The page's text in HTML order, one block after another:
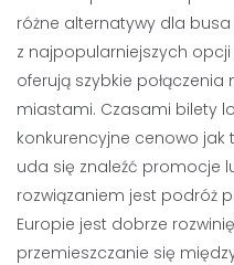
różne alternatywy dla
z najpopularniejszych
oferują szybkie
miastami. Czasami bilety
konkurencyjne cenowo jak
uda się znaleźć promocje
rozwiązaniem jest podróż
Europie jest dobrze
przemieszczanie się